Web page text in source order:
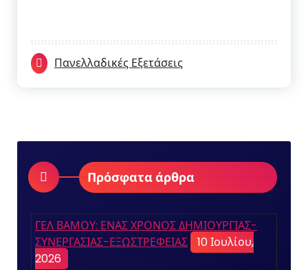
Πανελλαδικές Εξετάσεις
Πρόσφατα άρθρα
ΓΕΛ ΒΑΜΟΥ: ΕΝΑΣ ΧΡΟΝΟΣ ΔΗΜΙΟΥΡΓΙΑΣ-
ΣΥΝΕΡΓΑΣΙΑΣ-ΕΞΩΣΤΡΕΦΕΙΑΣ
10 Ιουλίου,
2026